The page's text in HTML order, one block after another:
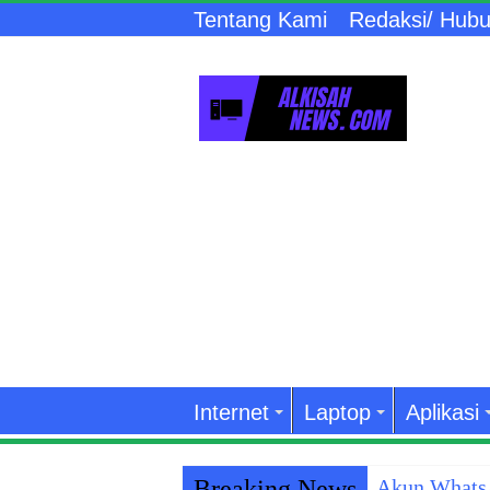
Tentang Kami Redaksi/
Internet Laptop Aplikasi